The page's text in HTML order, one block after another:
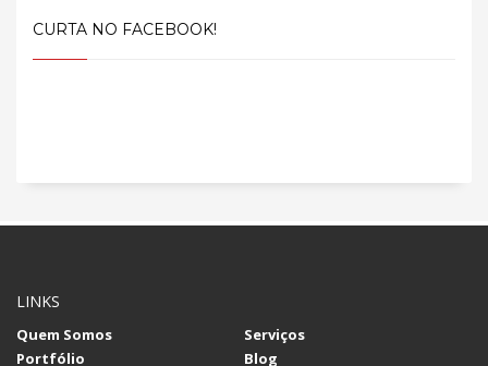
CURTA NO FACEBOOK!
LINKS
Quem Somos
Serviços
Portfólio
Blog